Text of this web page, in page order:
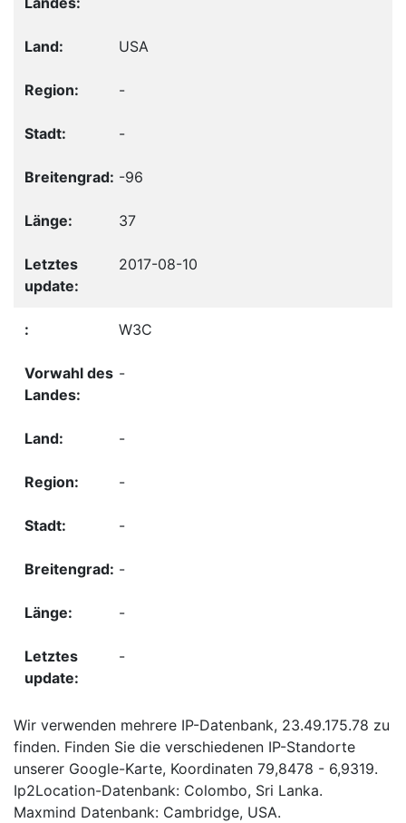
USA
-
-
-96
37
2017-08-10
W3C
-
-
-
-
-
-
-
Wir verwenden mehrere IP-Datenbank, 23.49.175.78 zu
finden. Finden Sie die verschiedenen IP-Standorte
unserer Google-Karte, Koordinaten 79,8478 - 6,9319.
Ip2Location-Datenbank: Colombo, Sri Lanka.
Maxmind Datenbank: Cambridge, USA.